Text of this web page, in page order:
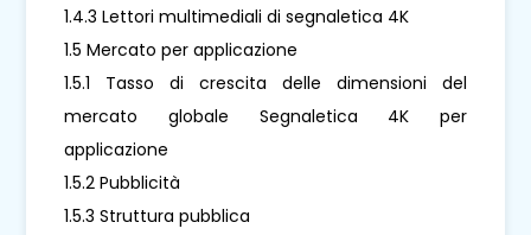
1.4.3 Lettori multimediali di segnaletica 4K
1.5 Mercato per applicazione
1.5.1 Tasso di crescita delle dimensioni del
mercato globale Segnaletica 4K per
applicazione
1.5.2 Pubblicità
1.5.3 Struttura pubblica